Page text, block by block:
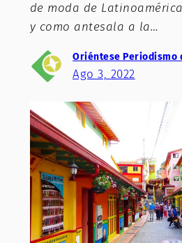
de moda de
y como antesala a la…
Oriéntese Periodismo
Ago 3, 2022